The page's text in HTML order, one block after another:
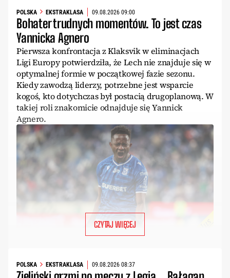
POLSKA EKSTRAKLASA 09.08.2026 09:00
Bohater trudnych momentów. To jest czas
Yannicka Agnero
Pierwsza konfrontacja z Klaksvik w eliminacjach
Ligi Europy potwierdziła, że Lech nie znajduje się w
optymalnej formie w początkowej fazie sezonu.
Kiedy zawodzą liderzy, potrzebne jest wsparcie
kogoś, kto dotychczas był postacią drugoplanową. W
takiej roli znakomicie odnajduje się Yannick
Agnero.
CZYTAJ WIĘCEJ
POLSKA EKSTRAKLASA 09.08.2026 08:37